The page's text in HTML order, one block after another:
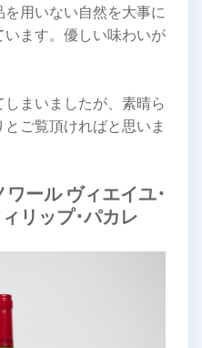
用いない自然を大事に
ます。優しい味わいが
まいましたが、素晴ら
ご覧頂ければと思いま
ール ヴィエイユ･
リップ･パカレ